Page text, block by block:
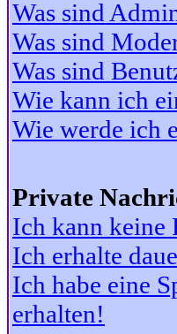
Was sind
Was sind
Was sind
Wie kann ich
Wie werde ich
Private
Ich kann keine
Ich erhalte
Ich habe eine
erhalten!